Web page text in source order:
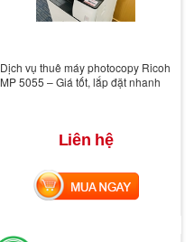
Dịch vụ thuê máy photocopy Ricoh
MP 5055 – Giá tốt, lắp đặt nhanh
Liên hệ
MUA NGAY